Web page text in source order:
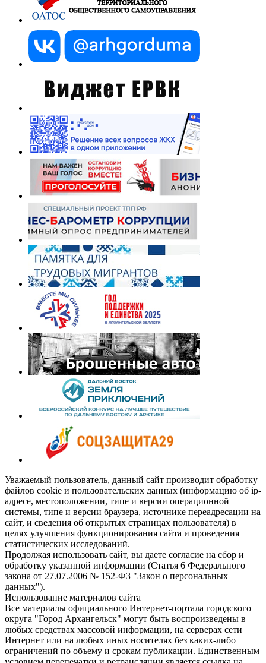
Уважаемый пользователь, данный сайт производит обработку
файлов cookie и пользовательских данных (информацию об ip-
адресе, местоположении, типе и версии операционной
системы, типе и версии браузера, источнике переадресации на
сайт, и сведения об открытых страницах пользователя) в
целях улучшения функционирования сайта и проведения
статистических исследований.
Продолжая использовать сайт, вы даете согласие на сбор и
обработку указанной информации (Статья 6 Федерального
закона от 27.07.2006 № 152-ФЗ "Закон о персональных
данных").
Использование материалов сайта
Все материалы официального Интернет-портала городского
округа "Город Архангельск" могут быть воспроизведены в
любых средствах массовой информации, на серверах сети
Интернет или на любых иных носителях без каких-либо
ограничений по объему и срокам публикации. Единственным